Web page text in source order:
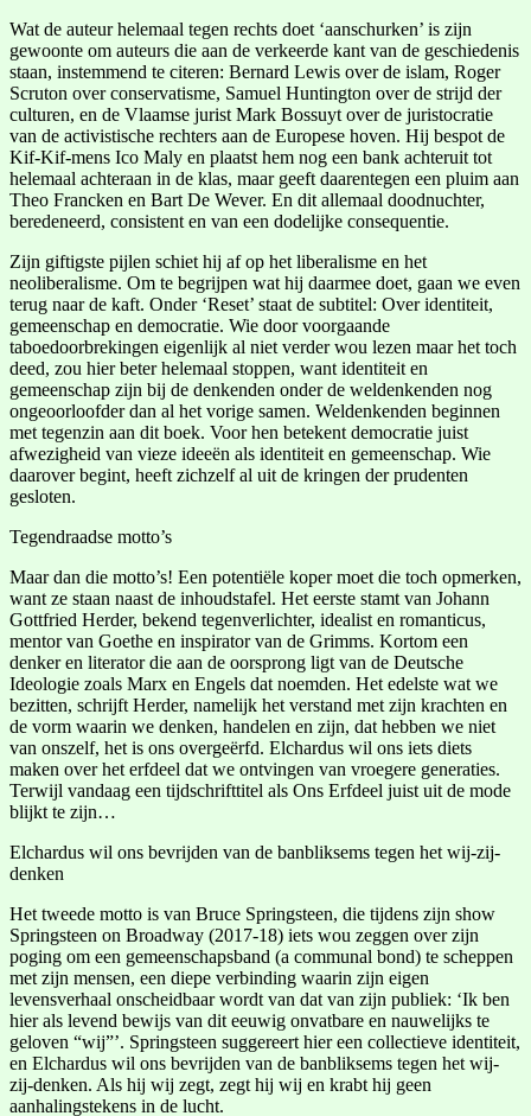
Wat de auteur helemaal tegen rechts doet ‘aanschurken’ is zijn
gewoonte om auteurs die aan de verkeerde kant van de geschiedenis
staan, instemmend te citeren: Bernard Lewis over de islam, Roger
Scruton over conservatisme, Samuel Huntington over de strijd der
culturen, en de Vlaamse jurist Mark Bossuyt over de juristocratie
van de activistische rechters aan de Europese hoven. Hij bespot de
Kif-Kif-mens Ico Maly en plaatst hem nog een bank achteruit tot
helemaal achteraan in de klas, maar geeft daarentegen een pluim aan
Theo Francken en Bart De Wever. En dit allemaal doodnuchter,
beredeneerd, consistent en van een dodelijke consequentie.
Zijn giftigste pijlen schiet hij af op het liberalisme en het
neoliberalisme. Om te begrijpen wat hij daarmee doet, gaan we even
terug naar de kaft. Onder ‘Reset’ staat de subtitel: Over identiteit,
gemeenschap en democratie. Wie door voorgaande
taboedoorbrekingen eigenlijk al niet verder wou lezen maar het toch
deed, zou hier beter helemaal stoppen, want identiteit en
gemeenschap zijn bij de denkenden onder de weldenkenden nog
ongeoorloofder dan al het vorige samen. Weldenkenden beginnen
met tegenzin aan dit boek. Voor hen betekent democratie juist
afwezigheid van vieze ideeën als identiteit en gemeenschap. Wie
daarover begint, heeft zichzelf al uit de kringen der prudenten
gesloten.
Tegendraadse motto’s
Maar dan die motto’s! Een potentiële koper moet die toch opmerken,
want ze staan naast de inhoudstafel. Het eerste stamt van Johann
Gottfried Herder, bekend tegenverlichter, idealist en romanticus,
mentor van Goethe en inspirator van de Grimms. Kortom een
denker en literator die aan de oorsprong ligt van de Deutsche
Ideologie zoals Marx en Engels dat noemden. Het edelste wat we
bezitten, schrijft Herder, namelijk het verstand met zijn krachten en
de vorm waarin we denken, handelen en zijn, dat hebben we niet
van onszelf, het is ons overgeërfd. Elchardus wil ons iets diets
maken over het erfdeel dat we ontvingen van vroegere generaties.
Terwijl vandaag een tijdschrifttitel als Ons Erfdeel juist uit de mode
blijkt te zijn…
Elchardus wil ons bevrijden van de banbliksems tegen het wij-zij-
denken
Het tweede motto is van Bruce Springsteen, die tijdens zijn show
Springsteen on Broadway (2017-18) iets wou zeggen over zijn
poging om een gemeenschapsband (a communal bond) te scheppen
met zijn mensen, een diepe verbinding waarin zijn eigen
levensverhaal onscheidbaar wordt van dat van zijn publiek: ‘Ik ben
hier als levend bewijs van dit eeuwig onvatbare en nauwelijks te
geloven “wij”’. Springsteen suggereert hier een collectieve identiteit,
en Elchardus wil ons bevrijden van de banbliksems tegen het wij-
zij-denken. Als hij wij zegt, zegt hij wij en krabt hij geen
aanhalingstekens in de lucht.